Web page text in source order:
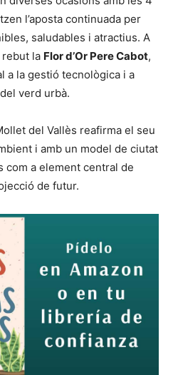
l’aposta continuada per
saludables i atractius. A
rebut la Flor d’Or Pere Cabot,
a la gestió tecnològica i a
verd urbà.
del Vallès reafirma el seu
i amb un model de ciutat
com a element central de
de futur.